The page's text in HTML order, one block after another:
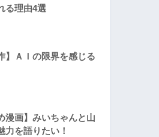
る理由4選
】ＡＩの限界を感じる
漫画】みいちゃんと山
力を語りたい！